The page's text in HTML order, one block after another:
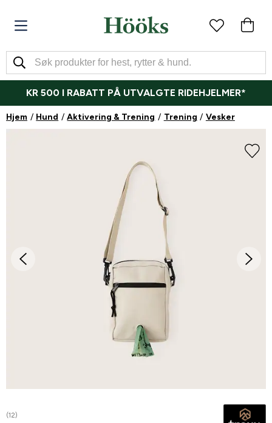
KR 500 I RABATT PÅ UTVALGTE RIDEHJELMER*
Hjem Hund Aktivering & Trening Trening Vesker
(12)